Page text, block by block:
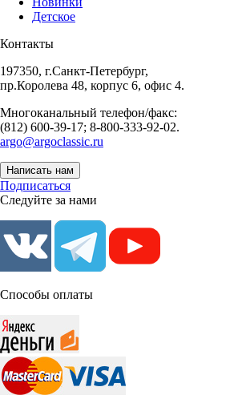
Детское
Контакты
197350, г.Санкт-Петербург,
пр.Королева 48, корпус 6, офис 4.
Многоканальный телефон/факс:
(812) 600-39-17; 8-800-333-92-02.
argo@argoclassic.ru
Написать нам
Подписаться
Следуйте за нами
Способы оплаты